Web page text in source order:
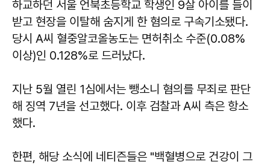
하교하던 서울 언북초등학교 학생인 9살 아이를 들이
받고 현장을 이탈해 숨지게 한 혐의로 구속기소됐다.
당시 A씨 혈중알코올농도는 면허취소 수준(0.08%
이상)인 0.128%로 드러났다.
지난 5월 열린 1심에서는 뺑소니 혐의를 무죄로 판단
해 징역 7년을 선고했다. 이후 검찰과 A씨 측은 항소
했다.
한편, 해당 소식에 네티즌들은 "백혈병으로 건강이 그